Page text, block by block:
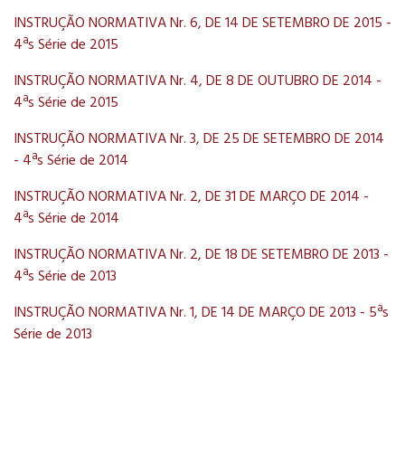
INSTRUÇÃO NORMATIVA Nr. 6, DE 14 DE SETEMBRO DE 2015 -
4ªs Série de 2015
INSTRUÇÃO NORMATIVA Nr. 4, DE 8 DE OUTUBRO DE 2014 -
4ªs Série de 2015
INSTRUÇÃO NORMATIVA Nr. 3, DE 25 DE SETEMBRO DE 2014
- 4ªs Série de 2014
INSTRUÇÃO NORMATIVA Nr. 2, DE 31 DE MARÇO DE 2014 -
4ªs Série de 2014
INSTRUÇÃO NORMATIVA Nr. 2, DE 18 DE SETEMBRO DE 2013 -
4ªs Série de 2013
INSTRUÇÃO NORMATIVA Nr. 1, DE 14 DE MARÇO DE 2013 - 5ªs
Série de 2013